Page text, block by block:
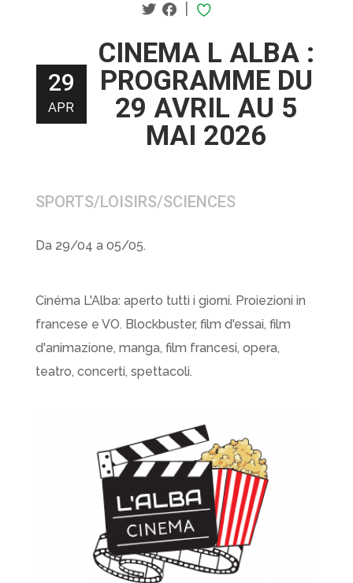
|
29
APR
CINEMA L ALBA :
PROGRAMME DU
29 AVRIL AU 5
MAI 2026
SPORTS/LOISIRS/SCIENCES
Da 29/04 a 05/05.
Cinéma L'Alba: aperto tutti i giorni. Proiezioni in
francese e VO. Blockbuster, film d'essai, film
d'animazione, manga, film francesi, opera,
teatro, concerti, spettacoli.